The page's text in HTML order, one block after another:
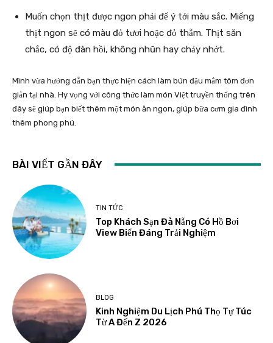
Muốn chọn thịt được ngon phải để ý tới màu sắc. Miếng
thịt ngon sẽ có màu đỏ tươi hoặc đỏ thẫm. Thịt săn
chắc, có độ đàn hồi, không nhũn hay chảy nhớt.
Mình vừa hướng dẫn bạn thực hiện cách làm bún đậu mắm tôm đơn
giản tại nhà. Hy vọng với công thức làm món Việt truyền thống trên
đây sẽ giúp bạn biết thêm một món ăn ngon, giúp bữa cơm gia đình
thêm phong phú.
BÀI VIẾT GẦN ĐÂY
TIN TỨC
Top Khách Sạn Đà Nẵng Có Hồ Bơi
View Biển Đáng Trải Nghiệm
BLOG
Kinh Nghiệm Du Lịch Phú Thọ Tự Túc
Từ A Đến Z 2026